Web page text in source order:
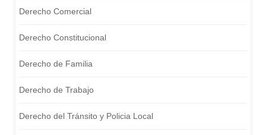
Derecho Comercial
Derecho Constitucional
Derecho de Familia
Derecho de Trabajo
Derecho del Tránsito y Policia Local